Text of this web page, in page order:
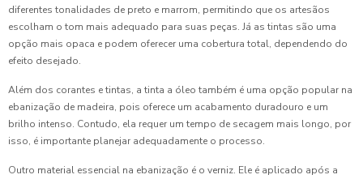
diferentes tonalidades de preto e marrom, permitindo que os artesãos
escolham o tom mais adequado para suas peças. Já as tintas são uma
opção mais opaca e podem oferecer uma cobertura total, dependendo do
efeito desejado.
Além dos corantes e tintas, a tinta a óleo também é uma opção popular na
ebanização de madeira, pois oferece um acabamento duradouro e um
brilho intenso. Contudo, ela requer um tempo de secagem mais longo, por
isso, é importante planejar adequadamente o processo.
Outro material essencial na ebanização é o verniz. Ele é aplicado após a